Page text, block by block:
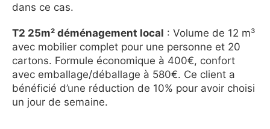
dans ce cas.
T2 25m² déménagement local : Volume de 12 m³
avec mobilier complet pour une personne et 20
cartons. Formule économique à 400€, confort
avec emballage/déballage à 580€. Ce client a
bénéficié d’une réduction de 10% pour avoir choisi
un jour de semaine.